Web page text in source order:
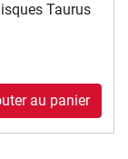
Taurus
au panier